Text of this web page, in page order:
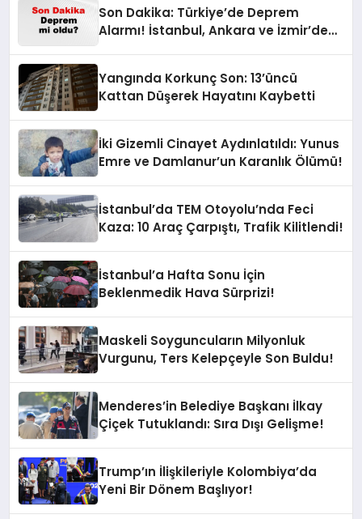
Son Dakika: Türkiye’de Deprem
Alarmı! İstanbul, Ankara ve İzmir’de
Yangında Korkunç Son: 13’üncü
Kattan Düşerek Hayatını Kaybetti
İki Gizemli Cinayet Aydınlatıldı: Yunus
Emre ve Damlanur’un Karanlık Ölümü!
İstanbul’da TEM Otoyolu’nda Feci
Kaza: 10 Araç Çarpıştı, Trafik Kilitlendi!
İstanbul’a Hafta Sonu İçin
Beklenmedik Hava Sürprizi!
Maskeli Soyguncuların Milyonluk
Vurgunu, Ters Kelepçeyle Son Buldu!
Menderes’in Belediye Başkanı İlkay
Çiçek Tutuklandı: Sıra Dışı Gelişme!
Trump’ın İlişkileriyle Kolombiya’da
Yeni Bir Dönem Başlıyor!